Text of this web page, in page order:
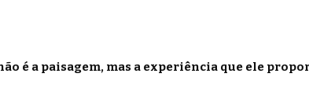
é a paisagem, mas a experiência que ele